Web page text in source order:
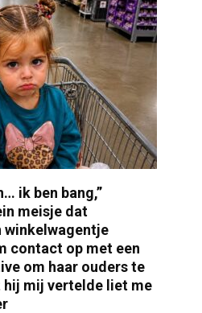
ik ben bang,”
meisje dat
contact op met een
om haar ouders te
hij mij vertelde liet me